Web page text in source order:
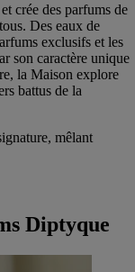
crée des parfums de
Des eaux de
exclusifs et les
son caractère unique
la Maison explore
battus de la
mêlant
Diptyque